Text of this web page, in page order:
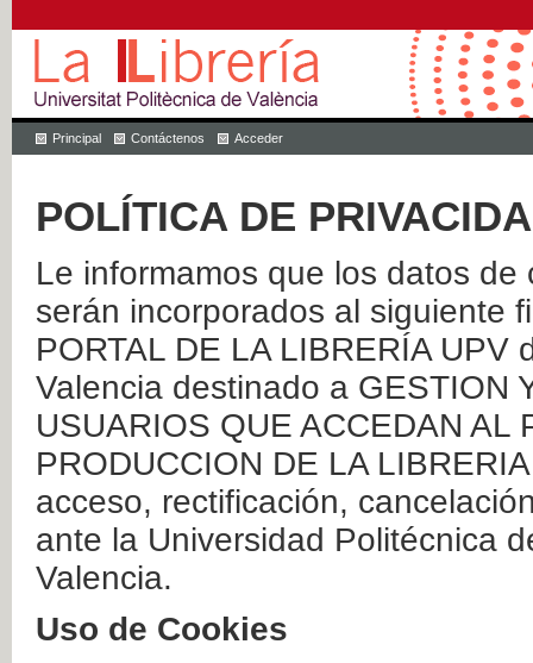
Principal Contáctenos Acceder
POLÍTICA DE
Le informamos que los datos
serán incorporados al siguiente
PORTAL DE LA LIBRERÍA
Valencia destinado a GESTION
USUARIOS QUE ACCEDAN AL
PRODUCCION DE LA
acceso, rectificación,
ante la Universidad Politécnica
Valencia.
Uso de Cookies